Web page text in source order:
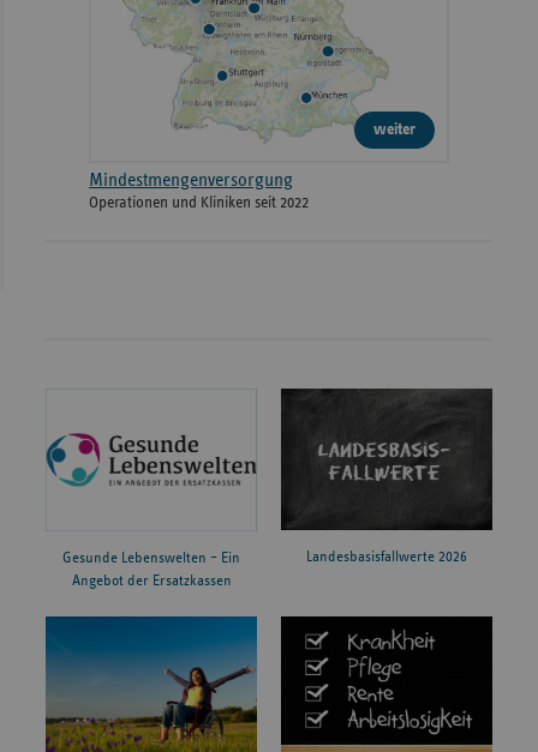
weiter
Mindestmengenversorgung
Operationen und Kliniken seit 2022
Gesunde Lebenswelten – Ein
Angebot der Ersatzkassen
Landesbasisfallwerte 2026